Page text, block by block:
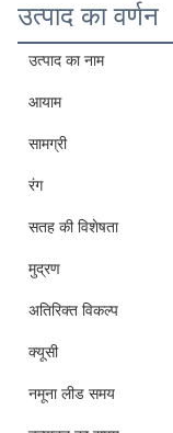
उत्पाद का वर्णन
उत्पाद का नाम
आयाम
सामग्री
रंग
सतह की विशेषता
मुद्रण
अतिरिक्त विकल्प
क्यूसी
नमूना लीड समय